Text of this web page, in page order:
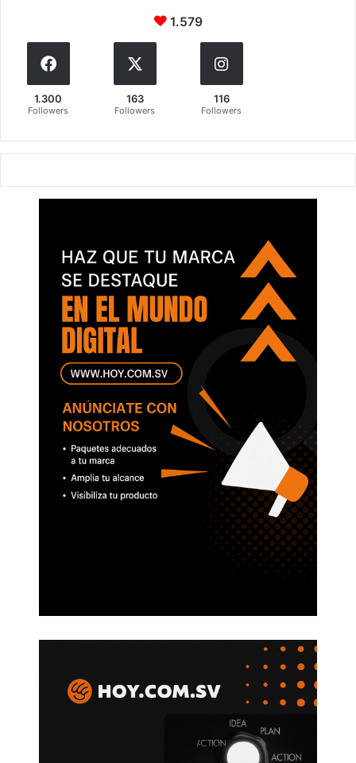
1.579
1.300
Followers
163
Followers
116
Followers